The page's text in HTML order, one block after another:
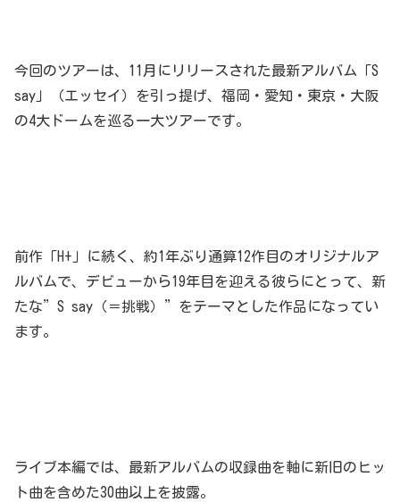
今回のツアーは、11月にリリースされた最新アルバム「S
say」（エッセイ）を引っ提げ、福岡・愛知・東京・大阪
の4大ドームを巡る一大ツアーです。
前作「H+」に続く、約1年ぶり通算12作目のオリジナルア
ルバムで、デビューから19年目を迎える彼らにとって、新
たな”S say（＝挑戦）”をテーマとした作品になってい
ます。
ライブ本編では、最新アルバムの収録曲を軸に新旧のヒッ
ト曲を含めた30曲以上を披露。